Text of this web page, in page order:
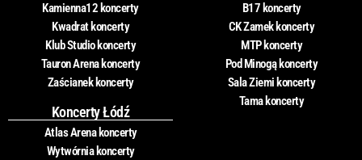
Kamienna12 koncerty
Kwadrat koncerty
Klub Studio koncerty
Tauron Arena koncerty
Zaścianek koncerty
Koncerty Łódź
Atlas Arena koncerty
Wytwórnia koncerty
B17 koncerty
CK Zamek koncerty
MTP koncerty
Pod Minogą koncerty
Sala Ziemi koncerty
Tama koncerty